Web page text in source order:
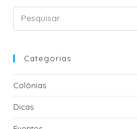
Categorias
Colônias
Dicas